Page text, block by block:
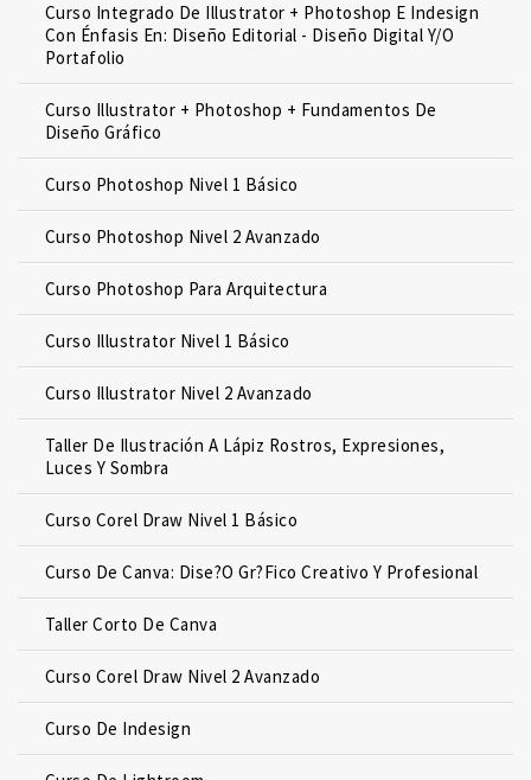
Curso Integrado De Illustrator + Photoshop E Indesign
Con Énfasis En: Diseño Editorial - Diseño Digital Y/o
Portafolio
Curso Illustrator + Photoshop + Fundamentos De
Diseño Gráfico
Curso Photoshop Nivel 1 Básico
Curso Photoshop Nivel 2 Avanzado
Curso Photoshop Para Arquitectura
Curso Illustrator Nivel 1 Básico
Curso Illustrator Nivel 2 Avanzado
Taller De Ilustración A Lápiz Rostros, Expresiones,
Luces Y Sombra
Curso Corel Draw Nivel 1 Básico
Curso De Canva: Dise?o Gr?fico Creativo Y Profesional
Taller Corto De Canva
Curso Corel Draw Nivel 2 Avanzado
Curso De Indesign